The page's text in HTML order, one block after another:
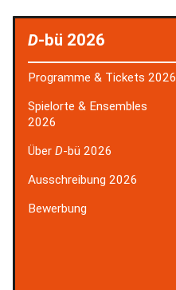
D-bü 2026
Programme & Tickets 2026
Spielorte & Ensembles
2026
Über D-bü 2026
Ausschreibung 2026
Bewerbung